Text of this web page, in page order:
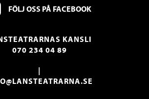
FÖLJ OSS PÅ FACEBOOK
KANSLI
070 234 04 89
|